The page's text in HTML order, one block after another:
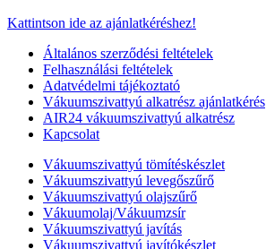
Kattintson ide az ajánlatkéréshez!
Általános szerződési feltételek
Felhasználási feltételek
Adatvédelmi tájékoztató
Vákuumszivattyú alkatrész ajánlatkérés
AIR24 vákuumszivattyú alkatrész
Kapcsolat
Vákuumszivattyú tömítéskészlet
Vákuumszivattyú levegőszűrő
Vákuumszivattyú olajszűrő
Vákuumolaj/Vákuumzsír
Vákuumszivattyú javítás
Vákuumszivattyú javítókészlet